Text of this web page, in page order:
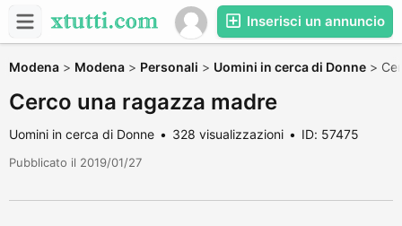
Inserisci un annuncio
Modena > Modena > Personali > Uomini in cerca di Donne >
Cerco una ragazza madre
Uomini in cerca di Donne 328 visualizzazioni ID: 57475
Pubblicato il 2019/01/27